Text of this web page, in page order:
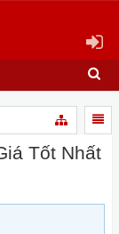
Tốt Nhất